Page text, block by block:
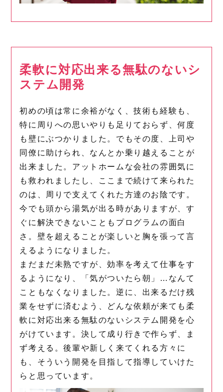
柔軟に対応出来る無駄のないシ
ステム開発
初めの頃は常に余裕がなく、技術も経験も、
特に周りへの思いやりも足りておらず、何度
も壁にぶつかりました。でもその度、上司や
同僚に助けられ、なんとか乗り越えることが
出来ました。アットホームな会社の雰囲気に
も救われましたし、ここまで続けて来られた
のは、周りで支えてくれた方達のお陰です。
今でも頭から湯気が出る時がありますが、す
ぐに解決できないこともプログラムの面白
さ。壁を超えることが楽しいと胸を張って言
えるようになりました。
まだまだ未熟ですが、効率を考えて仕事をす
るようになり、「気がついたら朝」…なんて
こともなくなりました。逆に、出来るだけ残
業をせずに済むよう、どんな依頼が来ても柔
軟に対応出来る無駄のないシステム開発を心
がけています。決して成り行きで作らず、ま
ず考える。後輩や新しく来てくれる方々に
も、そういう開発を目指して指導していけた
らと思っています。